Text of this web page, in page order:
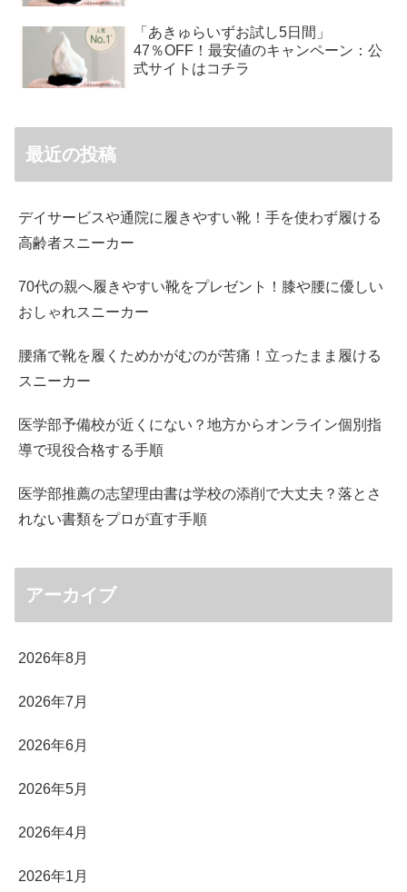
「あきゅらいずお試し5日間」
47％OFF！最安値のキャンペーン：公
式サイトはコチラ
最近の投稿
デイサービスや通院に履きやすい靴！手を使わず履ける
高齢者スニーカー
70代の親へ履きやすい靴をプレゼント！膝や腰に優しい
おしゃれスニーカー
腰痛で靴を履くためかがむのが苦痛！立ったまま履ける
スニーカー
医学部予備校が近くにない？地方からオンライン個別指
導で現役合格する手順
医学部推薦の志望理由書は学校の添削で大丈夫？落とさ
れない書類をプロが直す手順
アーカイブ
2026年8月
2026年7月
2026年6月
2026年5月
2026年4月
2026年1月